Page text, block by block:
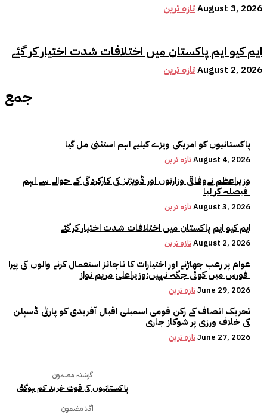
تازہ ترینAugust 3, 2026
ایم کیو ایم پاکستان میں اختلافات شدت اختیار کر گئے
تازہ ترینAugust 2, 2026
جمع
پاکستانیوں کو امریکی ویزے کیلیے اہم استثنیٰ مل گیا
تازہ ترینAugust 4, 2026
وزیراعظم نےوفاقی وزارتوں اور ڈویژنز کی کارکردگی کے حوالے سے اہم
تازہ ترینAugust 3, 2026
ایم کیو ایم پاکستان میں اختلافات شدت اختیار کر گئے
تازہ ترینAugust 2, 2026
عوام پر رعب جھاڑنے اور اختیارات کا ناجائز استعمال کرنے والوں کی پیرا
تازہ ترینJune 29, 2026
تحریک انصاف کے رکن قومی اسمبلی اقبال آفریدی کو پارٹی ڈسپلن
کی خلاف ورزی پر شوکاز جاری
تازہ ترینJune 27, 2026
گزشتہ مضمون
پاکستانیوں کی قوت خرید کم ہوگئی
اگلا مضمون